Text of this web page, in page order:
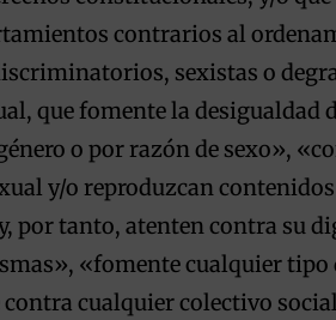
contrarios al
sexistas o
que fomente la desigualdad
o por razón de sexo»,
y/o reproduzcan
por tanto, atenten contra su
«fomente cualquier tipo
contra cualquier colectivo